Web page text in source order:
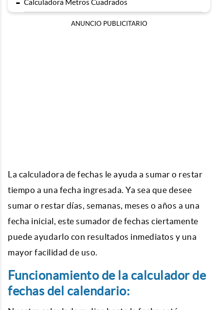
Calculadora Metros Cuadrados
ANUNCIO PUBLICITARIO
La calculadora de fechas le ayuda a sumar o restar
tiempo a una fecha ingresada. Ya sea que desee
sumar o restar días, semanas, meses o años a una
fecha inicial, este sumador de fechas ciertamente
puede ayudarlo con resultados inmediatos y una
mayor facilidad de uso.
Funcionamiento de la calculador de
fechas del calendario: